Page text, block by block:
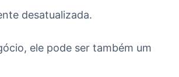
desatualizada.
ele pode ser também um